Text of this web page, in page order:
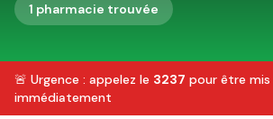
1 pharmacie trouvée
🚨 Urgence : appelez le 3237 pour être
immédiatement